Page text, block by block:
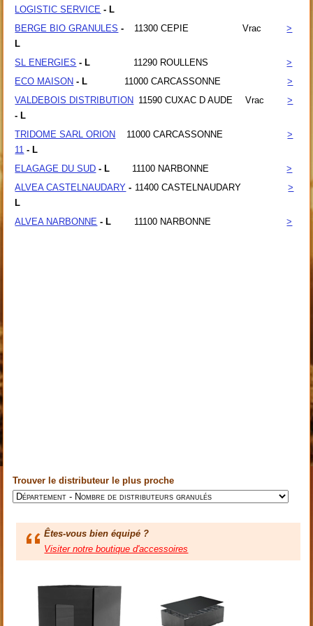
LOGISTIC SERVICE - L
BERGE BIO GRANULES -
L
11300 CEPIE Vrac >
SL ENERGIES - L 11290 ROULLENS
>
ECO MAISON - L 11000 CARCASSONNE
>
VALDEBOIS DISTRIBUTION
- L
11590 CUXAC D AUDE Vrac >
TRIDOME SARL ORION
11 - L
11000 CARCASSONNE >
ELAGAGE DU SUD - L 11100 NARBONNE
>
ALVEA CASTELNAUDARY -
L
11400 CASTELNAUDARY >
ALVEA NARBONNE - L 11100 NARBONNE >
Trouver le distributeur le plus proche
Êtes-vous bien équipé ?
Visiter notre boutique d'accessoires